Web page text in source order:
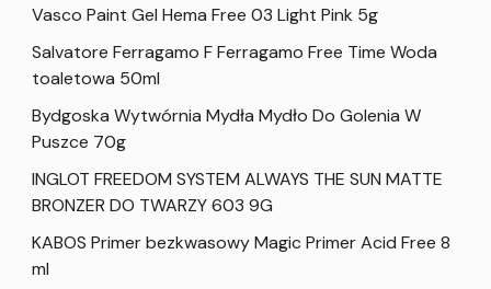
Vasco Paint Gel Hema Free 03 Light Pink 5g
Salvatore Ferragamo F Ferragamo Free Time Woda
toaletowa 50ml
Bydgoska Wytwórnia Mydła Mydło Do Golenia W
Puszce 70g
INGLOT FREEDOM SYSTEM ALWAYS THE SUN MATTE
BRONZER DO TWARZY 603 9G
KABOS Primer bezkwasowy Magic Primer Acid Free 8
ml